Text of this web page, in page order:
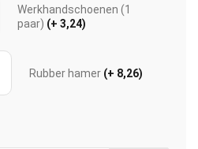
Werkhandschoenen (1
paar) (+ 3,24)
Rubber hamer (+ 8,26)